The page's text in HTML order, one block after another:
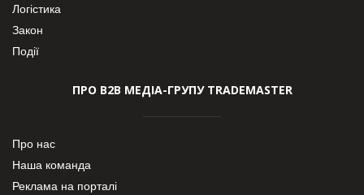
Логістика
Закон
Події
ПРО В2В МЕДІА-ГРУПУ TRADEMASTER
Про нас
Наша команда
Реклама на порталі